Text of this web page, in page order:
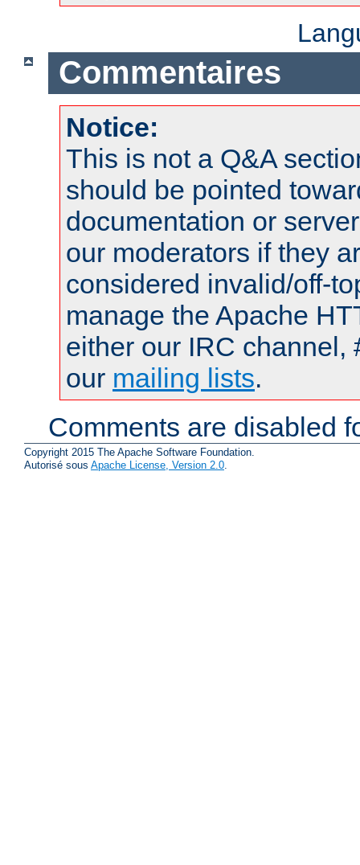
Commentaires
Notice:
This is not a Q&A
should be pointed
documentation or
our moderators if they
considered invalid/off-
manage the Apache
either our IRC channel,
our mailing lists.
Comments are disabled
Copyright 2015 The Apache Software Foundation.
Autorisé sous Apache License, Version 2.0